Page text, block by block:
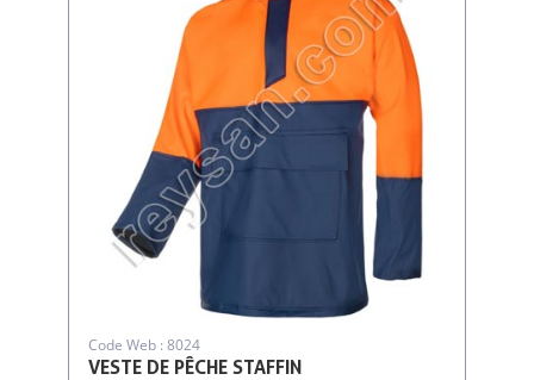
VESTE DE PÊCHE STAFFIN
Code Web : 8024